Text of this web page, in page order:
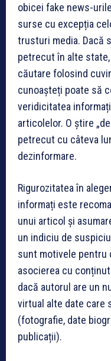
obicei fake news-
surse cu excepția
trusturi media. Dacă
petrecut în alte
căutare folosind
cunoașteți poate să
veridicitatea
articolelor. O știre
petrecut cu câteva
dezinformare.
Rigurozitatea în
informați este
unui articol și
un indiciu de
sunt motivele pentru
asocierea cu
dacă autorul are un
virtual alte date care
(fotografie, date
publicații).